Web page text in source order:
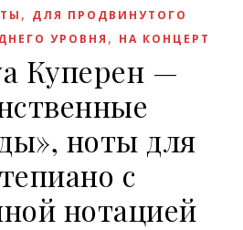
, ДЛЯ ПРОДВИНУТОГО
УРОВНЯ , НА КОНЦЕРТ
Куперен —
ноты для
с
нотацией